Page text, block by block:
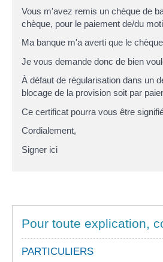
Vous m'avez remis un chèque de
chèque, pour le paiement de/du
Ma banque m'a averti que le
Je vous demande donc de bien
À défaut de régularisation dans un
blocage de la provision soit par
Ce certificat pourra vous être
Cordialement,
Signer ici
Pour toute explication,
PARTICULIERS